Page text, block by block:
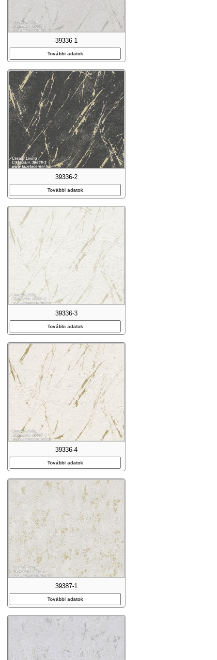
39336-1
További adatok
39336-2
További adatok
39336-3
További adatok
39336-4
További adatok
39387-1
További adatok